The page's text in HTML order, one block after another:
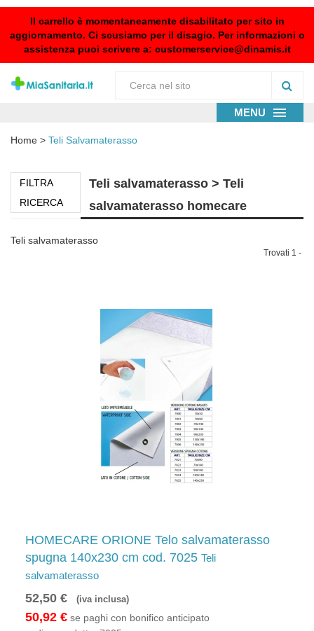
Il carrello è momentaneamente disabilitato per sito in
aggiornamento. Ci scusiamo per il disagio. Per informazioni o
assistenza puoi scrivere a: customerservice@dinamis.it
MENU
Home > Teli Salvamaterasso
FILTRA
RICERCA
Teli salvamaterasso > Teli
salvamaterasso homecare
Teli salvamaterasso
Trovati 1 -
HOMECARE ORIONE Telo salvamaterasso
spugna 140x230 cm cod. 7025 Teli
salvamaterasso
52,50 € (iva inclusa)
50,92 € se paghi con bonifico anticipato